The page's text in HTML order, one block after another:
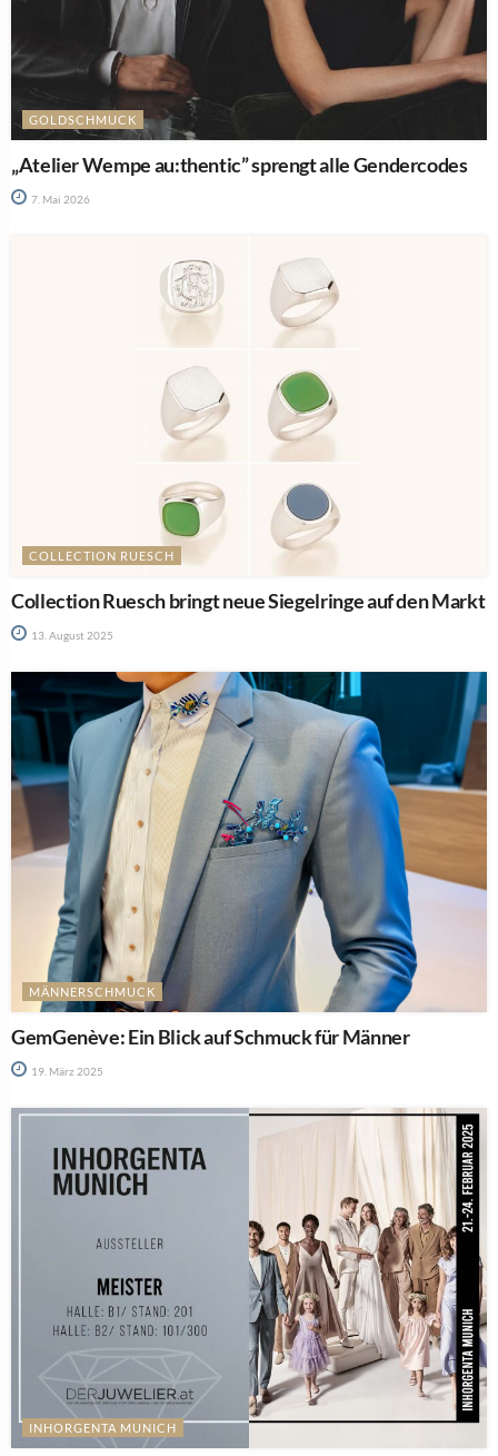
GOLDSCHMUCK
„Atelier Wempe au:thentic” sprengt alle Gendercodes
7. Mai 2026
COLLECTION RUESCH
Collection Ruesch bringt neue Siegelringe auf den Markt
13. August 2025
MÄNNERSCHMUCK
GemGenève: Ein Blick auf Schmuck für Männer
19. März 2025
INHORGENTA MUNICH